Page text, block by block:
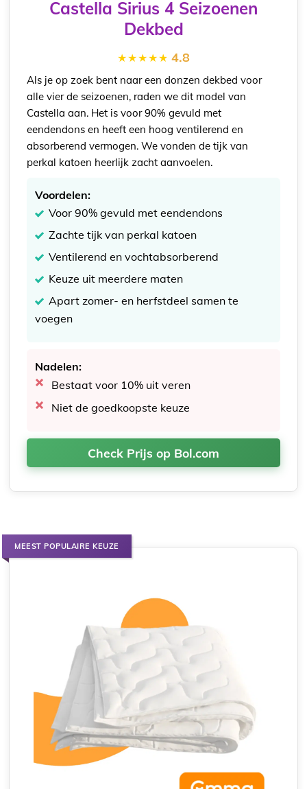
Castella Sirius 4 Seizoenen
Dekbed
4.8
Als je op zoek bent naar een donzen dekbed voor
alle vier de seizoenen, raden we dit model van
Castella aan. Het is voor 90% gevuld met
eendendons en heeft een hoog ventilerend en
absorberend vermogen. We vonden de tijk van
perkal katoen heerlijk zacht aanvoelen.
Voordelen:
Voor 90% gevuld met eendendons
Zachte tijk van perkal katoen
Ventilerend en vochtabsorberend
Keuze uit meerdere maten
Apart zomer- en herfstdeel samen te
voegen
Nadelen:
Bestaat voor 10% uit veren
Niet de goedkoopste keuze
Check Prijs op Bol.com
MEEST POPULAIRE KEUZE